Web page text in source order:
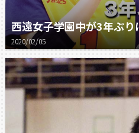
西遠女子学園中が3年ぶり
2020/02/05